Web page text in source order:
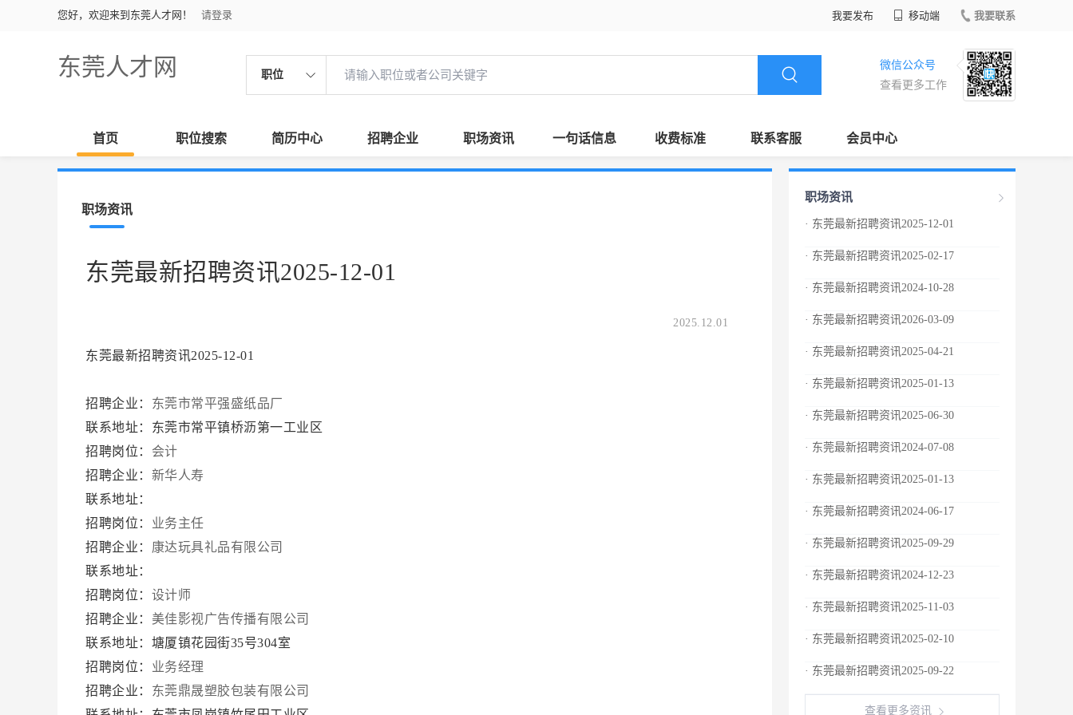
您好，欢迎来到东莞人才网！ 请登录 我要发布 移动端 我要联系
东莞人才网 职位
微信公众号
查看更多工作
首页 职位搜索 简历中心 招聘企业 职场资讯 一句话信息 收费标准 联系客服 会员中心
职场资讯
东莞最新招聘资讯2025-12-01
2025.12.01
东莞最新招聘资讯2025-12-01
招聘企业： 东莞市常平强盛纸品厂
联系地址：东莞市常平镇桥沥第一工业区
招聘岗位： 会计
招聘企业： 新华人寿
联系地址：
招聘岗位： 业务主任
招聘企业： 康达玩具礼品有限公司
联系地址：
招聘岗位： 设计师
招聘企业： 美佳影视广告传播有限公司
联系地址：塘厦镇花园街35号304室
招聘岗位： 业务经理
招聘企业： 东莞鼎晟塑胶包装有限公司
职场资讯
· 东莞最新招聘资讯2025-12-01
· 东莞最新招聘资讯2025-02-17
· 东莞最新招聘资讯2024-10-28
· 东莞最新招聘资讯2026-03-09
· 东莞最新招聘资讯2025-04-21
· 东莞最新招聘资讯2025-01-13
· 东莞最新招聘资讯2025-06-30
· 东莞最新招聘资讯2024-07-08
· 东莞最新招聘资讯2025-01-13
· 东莞最新招聘资讯2024-06-17
· 东莞最新招聘资讯2025-09-29
· 东莞最新招聘资讯2024-12-23
· 东莞最新招聘资讯2025-11-03
· 东莞最新招聘资讯2025-02-10
· 东莞最新招聘资讯2025-09-22
查看更多资讯